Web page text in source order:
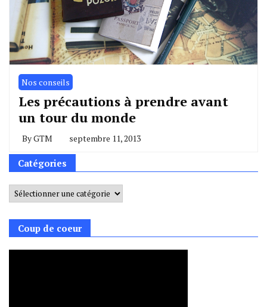
Nos conseils
Les précautions à prendre avant
un tour du monde
ByGTM septembre 11, 2013
Catégories
Catégories
Coup de coeur